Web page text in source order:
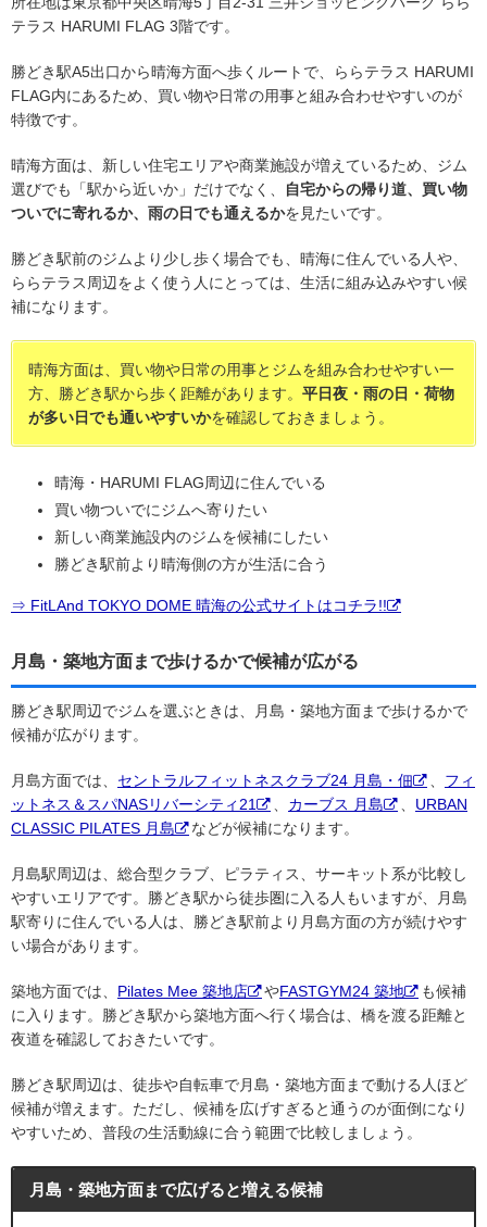
テラス HARUMI FLAG 3階です。
勝どき駅A5出口から晴海方面へ歩くルートで、ららテラス HARUMI
FLAG内にあるため、買い物や日常の用事と組み合わせやすいのが
特徴です。
晴海方面は、新しい住宅エリアや商業施設が増えているため、ジム
選びでも「駅から近いか」だけでなく、
自宅からの帰り道、買い物
ついでに寄れるか、雨の日でも通えるかを見たいです。
勝どき駅前のジムより少し歩く場合でも、晴海に住んでいる人や、
ららテラス周辺をよく使う人にとっては、生活に組み込みやすい候
補になります。
晴海方面は、買い物や日常の用事とジムを組み合わせやすい一
方、勝どき駅から歩く距離があります。 平日夜・雨の日・荷物
が多い日でも通いやすいかを確認しておきましょう。
晴海・HARUMI FLAG周辺に住んでいる
買い物ついでにジムへ寄りたい
新しい商業施設内のジムを候補にしたい
勝どき駅前より晴海側の方が生活に合う
⇒ FitLAnd TOKYO DOME 晴海の公式サイトはコチラ!!
月島・築地方面まで歩けるかで候補が広がる
勝どき駅周辺でジムを選ぶときは、月島・築地方面まで歩けるかで
候補が広がります。
月島方面では、 セントラルフィットネスクラブ24 月島・佃
フィ
ットネス＆スパNASリバーシティ21
カーブス 月島
URBAN
CLASSIC PILATES 月島
などが候補になります。
月島駅周辺は、総合型クラブ、ピラティス、サーキット系が比較し
やすいエリアです。勝どき駅から徒歩圏に入る人もいますが、月島
駅寄りに住んでいる人は、勝どき駅前より月島方面の方が続けやす
い場合があります。
築地方面では、 Pilates Mee 築地店 やFASTGYM24 築地
も候補
に入ります。勝どき駅から築地方面へ行く場合は、橋を渡る距離と
夜道を確認しておきたいです。
勝どき駅周辺は、徒歩や自転車で月島・築地方面まで動ける人ほど
候補が増えます。ただし、候補を広げすぎると通うのが面倒になり
やすいため、普段の生活動線に合う範囲で比較しましょう。
月島・築地方面まで広げると増える候補